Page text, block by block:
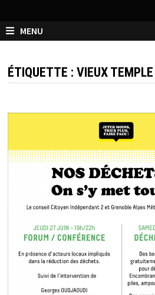
MENU
ÉTIQUETTE : VIEUX TEMPLE